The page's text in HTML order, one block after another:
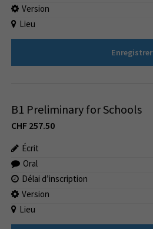
Version
Lieu
Enregistrer
B1 Preliminary for Schools
CHF 257.50
Écrit
Oral
Délai d’inscription
Version
Lieu